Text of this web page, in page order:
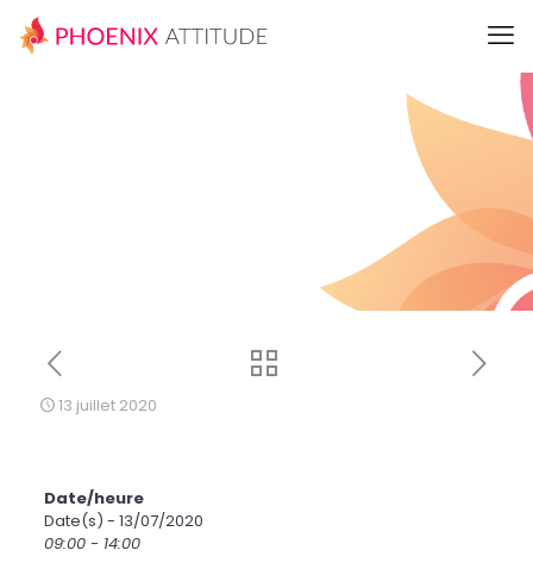
13 juillet 2020
Date/heure
Date(s) - 13/07/2020
09:00 - 14:00